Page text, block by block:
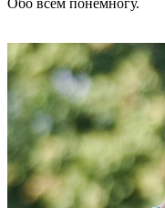
Обо всем понемногу.